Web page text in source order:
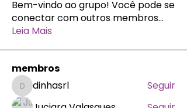
Bem-vindo ao grupo! Você pode se
conectar com outros membros...
Leia Mais
membros
dinhasrl
dinhasrl
Seguir